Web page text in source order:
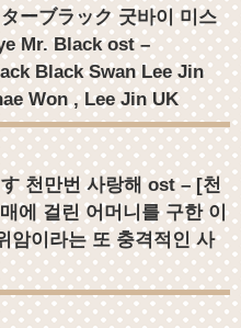
ーブラック 굿바이 미스
Mr. Black ost –
Black Swan Lee Jin
Won , Lee Jin UK
천만번 사랑해 ost – [천
에 걸린 어머니를 구한 이
암이라는 또 충격적인 사